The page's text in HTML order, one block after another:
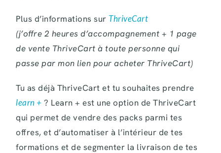
Plus d’informations sur ThriveCart
(j’offre 2 heures d’accompagnement + 1 page
de vente ThriveCart à toute personne qui
passe par mon lien pour acheter ThriveCart)
Tu as déjà ThriveCart et tu souhaites prendre
learn + ? Learn + est une option de ThriveCart
qui permet de vendre des packs parmi tes
offres, et d’automatiser à l’intérieur de tes
formations et de segmenter la livraison de tes